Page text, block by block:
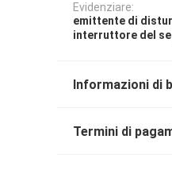
Evidenziare:
emittente di
interruttore del
Informazioni di
Termini di